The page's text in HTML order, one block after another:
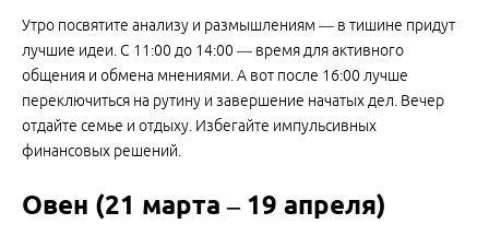
Утро посвятите анализу и размышлениям — в тишине придут
лучшие идеи. С 11:00 до 14:00 — время для активного
общения и обмена мнениями. А вот после 16:00 лучше
переключиться на рутину и завершение начатых дел. Вечер
отдайте семье и отдыху. Избегайте импульсивных
финансовых решений.
Овен (21 марта – 19 апреля)